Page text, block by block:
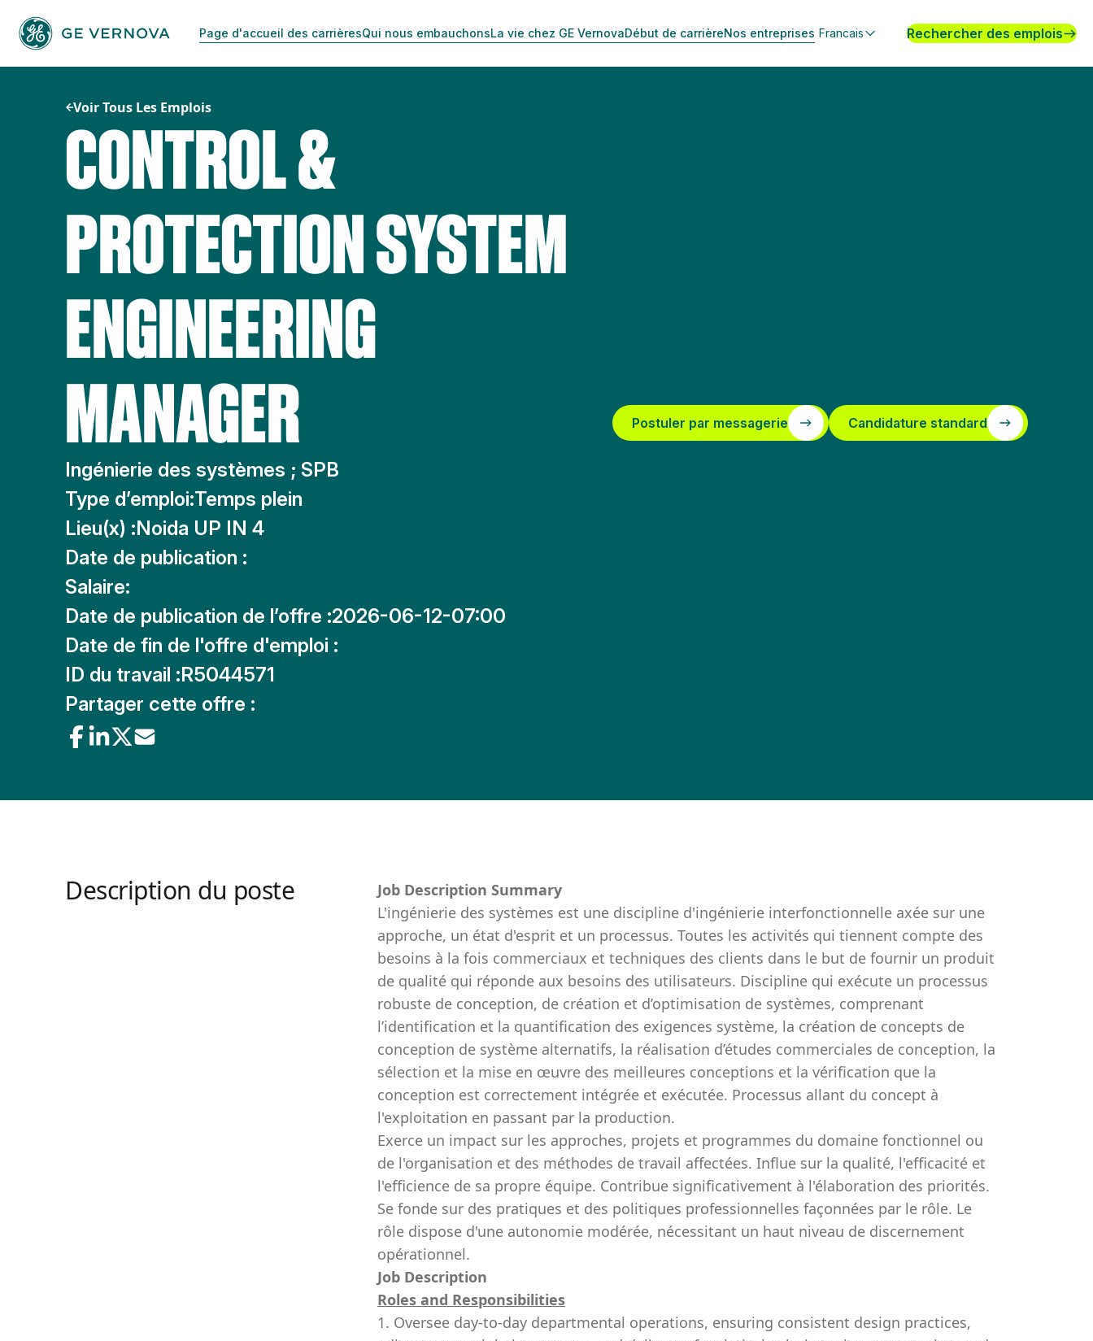
contenu
Page d'accueil des carrièresQui nous embauchonsLa vie chez GE VernovaDébut de carrièreNos entreprises Francais Rechercher des emplois
Voir Tous Les Emplois
CONTROL &
PROTECTION SYSTEM
ENGINEERING
MANAGER
Ingénierie des systèmes ; SPB
Type d’emploi:Temps plein
Lieu(x) :Noida UP IN 4
Date de publication :
Salaire:
Date de publication de l’offre :2026-06-12-07:00
Date de fin de l'offre d'emploi :
ID du travail :R5044571
Partager cette offre :
Postuler par messagerie Candidature standard
Description du poste
Job Description Summary
L'ingénierie des systèmes est une discipline d'ingénierie interfonctionnelle axée sur une
approche, un état d'esprit et un processus. Toutes les activités qui tiennent compte des
besoins à la fois commerciaux et techniques des clients dans le but de fournir un produit
de qualité qui réponde aux besoins des utilisateurs. Discipline qui exécute un processus
robuste de conception, de création et d’optimisation de systèmes, comprenant
l’identification et la quantification des exigences système, la création de concepts de
conception de système alternatifs, la réalisation d’études commerciales de conception, la
sélection et la mise en œuvre des meilleures conceptions et la vérification que la
conception est correctement intégrée et exécutée. Processus allant du concept à
l'exploitation en passant par la production.
Exerce un impact sur les approches, projets et programmes du domaine fonctionnel ou
de l'organisation et des méthodes de travail affectées. Influe sur la qualité, l'efficacité et
l'efficience de sa propre équipe. Contribue significativement à l'élaboration des priorités.
Se fonde sur des pratiques et des politiques professionnelles façonnées par le rôle. Le
rôle dispose d'une autonomie modérée, nécessitant un haut niveau de discernement
opérationnel.
Job Description
Roles and Responsibilities
1. Oversee day-to-day departmental operations, ensuring consistent design practices,